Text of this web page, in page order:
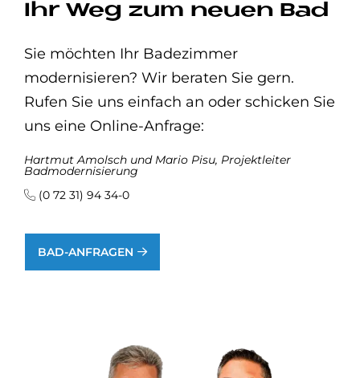
Ihr Weg zum neuen Bad
Sie möchten Ihr Badezimmer
modernisieren? Wir beraten Sie gern.
Rufen Sie uns einfach an oder schicken Sie
uns eine Online-Anfrage:
Hartmut Amolsch und Mario Pisu, Projektleiter
Badmodernisierung
(0 72 31) 94 34-0
BAD-ANFRAGEN